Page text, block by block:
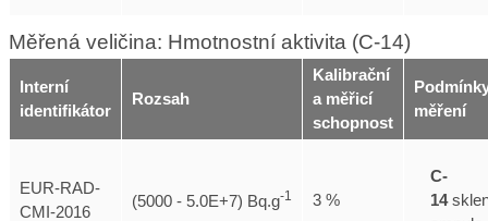
Měřená veličina: Hmotnostní aktivita (C-14)
Interní
identifikátor
Rozsah
Kalibrační
a měřicí
schopnost
měření
EUR-RAD-
CMI-2016
(5000 - 5.0E+7) Bq.g-1 3 %
C-
14